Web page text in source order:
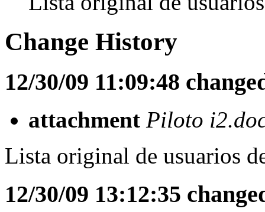
Change History
12/30/09 11:09:48
attachment Piloto
Lista original de usuarios
12/30/09 13:12:35